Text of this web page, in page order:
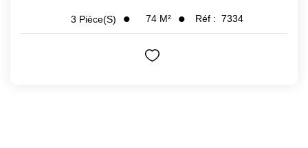
3 Pièce(s) 74 M² Réf : 7334